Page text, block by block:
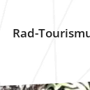
Rad-